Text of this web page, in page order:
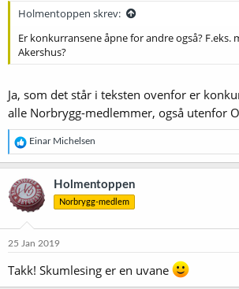
Holmentoppen skrev:
Er konkurransene åpne for andre også? F.eks.
Akershus?
Ja, som det står i teksten ovenfor er
alle Norbrygg-medlemmer, også utenfor
R
e
a
k
s
j
o
e
:
Einar Michelsen
Holmentoppen
Norbrygg-medlem
25 Jan 2019
Takk! Skumlesing er en uvane